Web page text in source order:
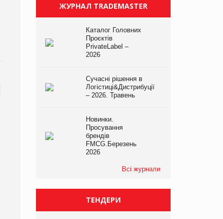
ЖУРНАЛ TRADEMASTER
Каталог Головних
Проєктів
PrivateLabel –
2026
Сучасні рішення в
Логістиці&Дистрибуції
– 2026. Травень
Новинки.
Просування
брендів
FMCG.Березень
2026
Всі журнали
ТЕНДЕРИ